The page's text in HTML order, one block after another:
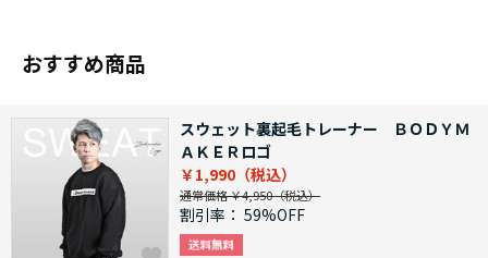
おすすめ商品
スウェット裏起毛トレーナー ＢＯＤＹＭ
ＡＫＥＲロゴ
￥1,990
通常価格 ￥4,950
割引率： 59%OFF